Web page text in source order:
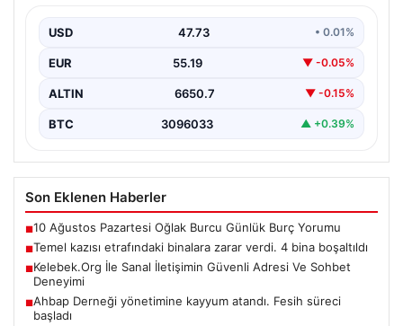
USD 47.73 • 0.01%
EUR 55.19 ▼ -0.05%
ALTIN 6650.7 ▼ -0.15%
BTC 3096033 ▲ +0.39%
Son Eklenen Haberler
■10 Ağustos Pazartesi Oğlak Burcu Günlük Burç Yorumu
■Temel kazısı etrafındaki binalara zarar verdi. 4 bina boşaltıldı
■Kelebek.Org İle Sanal İletişimin Güvenli Adresi Ve Sohbet
Deneyimi
■Ahbap Derneği yönetimine kayyum atandı. Fesih süreci
başladı